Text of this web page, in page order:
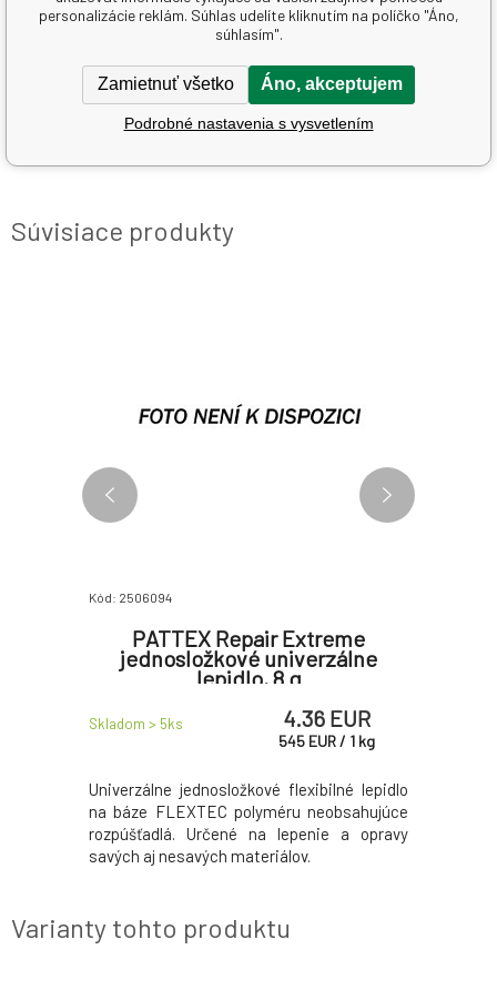
ostatní
Silitěs
Hořlavé
Súvisiace produkty
Kód: 2506094
PATTEX Repair Extreme
jednosložkové univerzálne
lepidlo, 8 g
Skladom > 5ks 4.36 EUR
545 EUR/ 1 kg
Univerzálne jednosložkové flexibilné lepidlo
na báze FLEXTEC polyméru neobsahujúce
rozpúšťadlá. Určené na lepenie a opravy
savých aj nesavých materiálov.
Varianty tohto produktu
personalizácie reklám. Súhlas udelíte kliknutím na políčko "Áno,
súhlasím".
Zamietnuť všetko Áno, akceptujem
Podrobné nastavenia s vysvetlením